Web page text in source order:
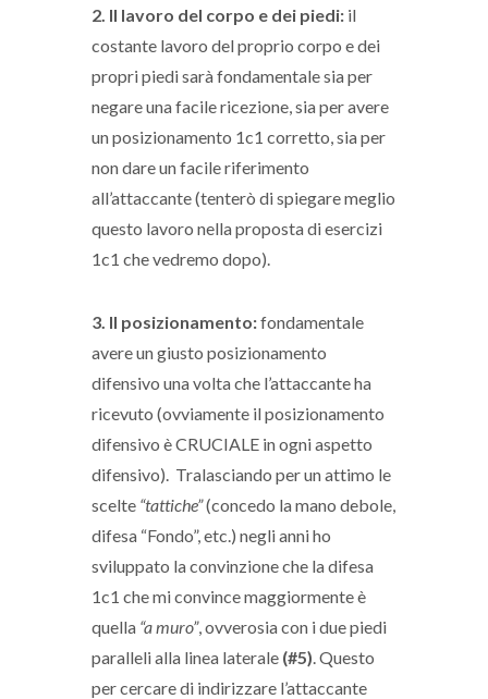
2. Il lavoro del corpo e dei piedi: il
costante lavoro del proprio corpo e dei
propri piedi sarà fondamentale sia per
negare una facile ricezione, sia per avere
un posizionamento 1c1 corretto, sia per
non dare un facile riferimento
all’attaccante (tenterò di spiegare meglio
questo lavoro nella proposta di esercizi
1c1 che vedremo dopo).
3. Il posizionamento:fondamentale
avere un giusto posizionamento
difensivo una volta che l’attaccante ha
ricevuto (ovviamente il posizionamento
difensivo è CRUCIALE in ogni aspetto
difensivo). Tralasciando per un attimo le
scelte “tattiche”(concedo la mano debole,
difesa “Fondo”, etc.) negli anni ho
sviluppato la convinzione che la difesa
1c1 che mi convince maggiormente è
quella “a muro”, ovverosia con i due piedi
paralleli alla linea laterale (#5). Questo
per cercare di indirizzare l’attaccante